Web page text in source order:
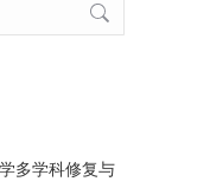
多学科修复与